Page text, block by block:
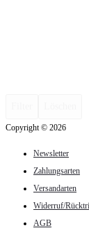
Copyright © 2026
Newsletter
Zahlungsarten
Versandarten
Widerruf/
AGB